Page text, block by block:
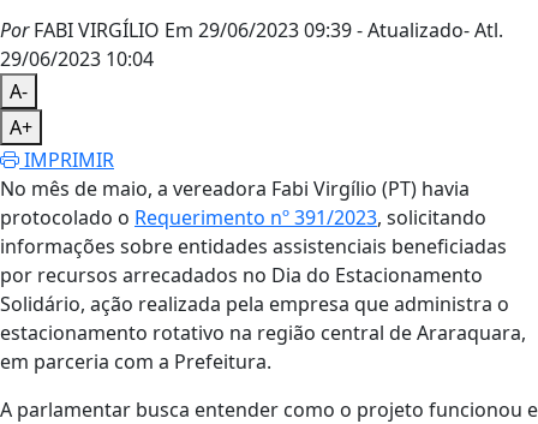
PorFABI VIRGÍLIO Em 29/06/2023 09:39- Atualizado- Atl.
29/06/2023 10:04
A-
A+
IMPRIMIR
No mês de maio, a vereadora Fabi Virgílio (PT) havia
protocolado o Requerimento nº 391/2023, solicitando
informações sobre entidades assistenciais beneficiadas
por recursos arrecadados no Dia do Estacionamento
Solidário, ação realizada pela empresa que administra o
estacionamento rotativo na região central de Araraquara,
em parceria com a Prefeitura.
A parlamentar busca entender como o projeto funcionou e